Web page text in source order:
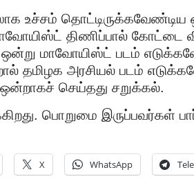
உச்சம் தொட்டிருக்கவேண்டிய
திணிப்பால் கோட்டை
மாவோயிஸ்ட் படம்
தமிழக அரசியல் படம்
செய்தது சறுக்கல்.
பொறுமை இருப்பவர்கள்
X WhatsApp